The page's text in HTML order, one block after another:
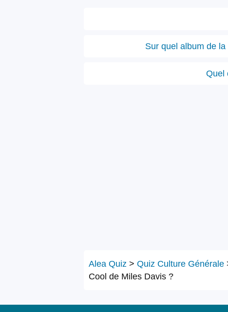
Sur quel album de
Quel
Alea Quiz > Quiz Culture Générale
Cool de Miles Davis ?